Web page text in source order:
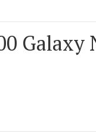
Galaxy